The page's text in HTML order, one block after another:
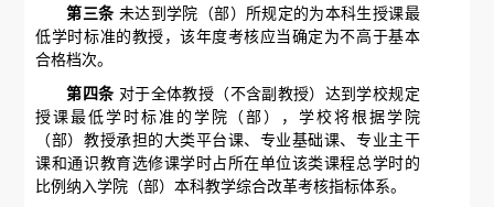
第三条 未达到学院（部）所规定的为本科生授课最
低学时标准的教授，该年度考核应当确定为不高于基本
合格档次。
第四条 对于全体教授（不含副教授）达到学校规定
授课最低学时标准的学院（部），学校将根据学院
（部）教授承担的大类平台课、专业基础课、专业主干
课和通识教育选修课学时占所在单位该类课程总学时的
比例纳入学院（部）本科教学综合改革考核指标体系。